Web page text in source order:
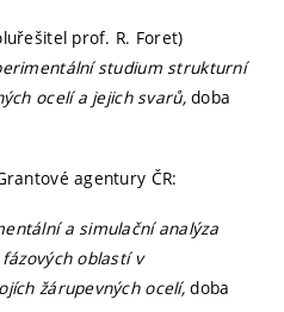
prof. R. Foret)
studium strukturní
ocelí a jejich svarů,doba
agentury ČR:
a simulační analýza
oblastí v
žárupevných ocelí,doba